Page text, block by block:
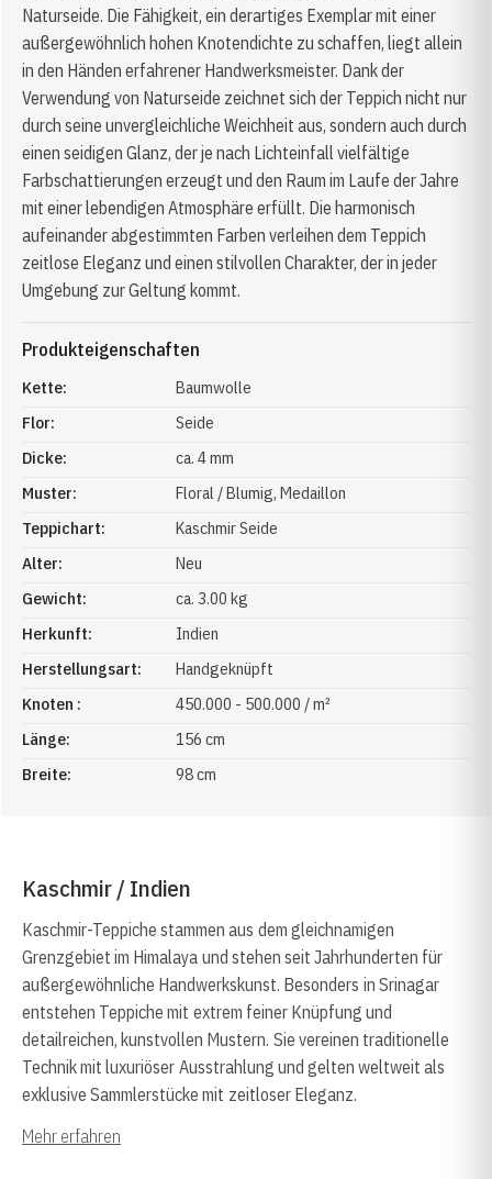
Naturseide. Die Fähigkeit, ein derartiges Exemplar mit einer
außergewöhnlich hohen Knotendichte zu schaffen, liegt allein
in den Händen erfahrener Handwerksmeister. Dank der
Verwendung von Naturseide zeichnet sich der Teppich nicht nur
durch seine unvergleichliche Weichheit aus, sondern auch durch
einen seidigen Glanz, der je nach Lichteinfall vielfältige
Farbschattierungen erzeugt und den Raum im Laufe der Jahre
mit einer lebendigen Atmosphäre erfüllt. Die harmonisch
aufeinander abgestimmten Farben verleihen dem Teppich
zeitlose Eleganz und einen stilvollen Charakter, der in jeder
Umgebung zur Geltung kommt.
Produkteigenschaften
Kette:
Baumwolle
Flor:
Seide
Dicke:
ca. 4 mm
Muster:
Floral / Blumig, Medaillon
Teppichart:
Kaschmir Seide
Alter:
Neu
Gewicht:
ca. 3.00 kg
Herkunft:
Indien
Herstellungsart:
Handgeknüpft
Knoten :
450.000 - 500.000 / m²
Länge:
156 cm
Breite:
98 cm
Kaschmir / Indien
Kaschmir-Teppiche stammen aus dem gleichnamigen
Grenzgebiet im Himalaya und stehen seit Jahrhunderten für
außergewöhnliche Handwerkskunst. Besonders in Srinagar
entstehen Teppiche mit extrem feiner Knüpfung und
detailreichen, kunstvollen Mustern. Sie vereinen traditionelle
Technik mit luxuriöser Ausstrahlung und gelten weltweit als
exklusive Sammlerstücke mit zeitloser Eleganz.
Mehr erfahren